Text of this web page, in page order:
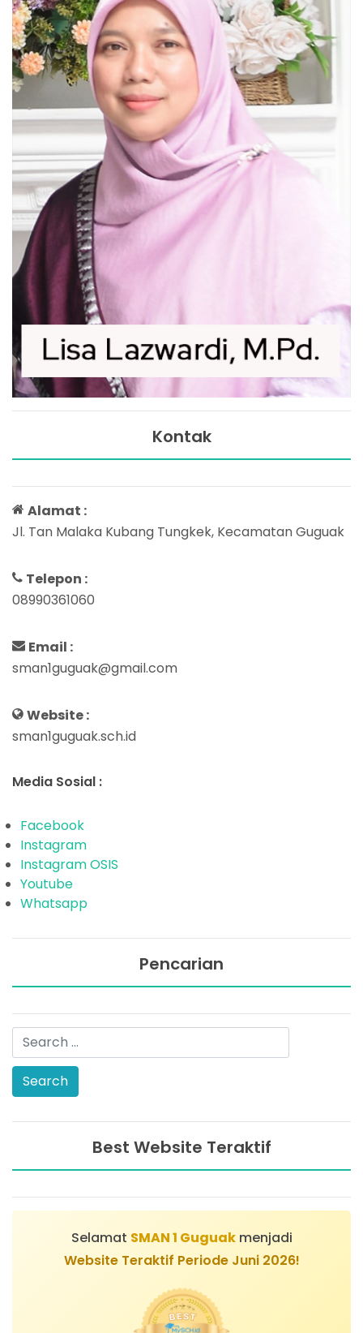
Kontak
Alamat :
Jl. Tan Malaka Kubang Tungkek, Kecamatan Guguak
Telepon :
08990361060
Email :
sman1guguak@gmail.com
Website :
sman1guguak.sch.id
Media Sosial :
Facebook
Instagram
Instagram OSIS
Youtube
Whatsapp
Pencarian
Best Website Teraktif
Selamat SMAN 1 Guguakmenjadi
Website Teraktif Periode Juni 2026!